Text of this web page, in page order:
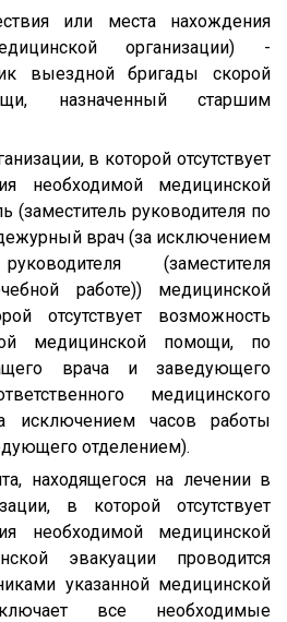
или места нахождения
организации) -
выездной бригады скорой
назначенный старшим
в которой отсутствует
необходимой медицинской
(заместитель руководителя по
врач (за исключением
(заместителя
работе)) медицинской
отсутствует возможность
медицинской помощи, по
врача и заведующего
медицинского
исключением часов работы
отделением).
находящегося на лечении в
в которой отсутствует
необходимой медицинской
эвакуации проводится
указанной медицинской
все необходимые